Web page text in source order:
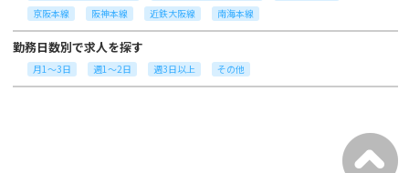
京阪本線
阪神本線 近鉄大阪線 南海本線
勤務日数別で求人を探す
月1～3日 週1～2日 週3日以上 その他